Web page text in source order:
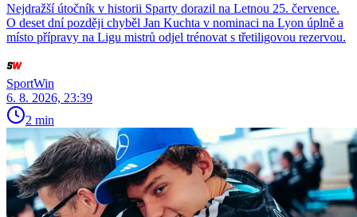
Nejdražší útočník v historii Sparty dorazil na Letnou 25. července.
O deset dní později chyběl Jan Kuchta v nominaci na Lyon úplně a
místo přípravy na Ligu mistrů odjel trénovat s třetiligovou rezervou.
SportWin
6. 8. 2026, 23:39
2 min